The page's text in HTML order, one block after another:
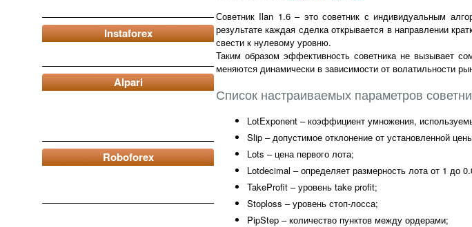
Instaforex
Alpari
Roboforex
Советник Ilan 1.6 – это советник с индивидуальным
результате каждая сделка открывается в направлении
свести к нулевому уровню.
Таким образом эффективность советника не вызывает
меняются динамически в зависимости от волатильности
Список настраиваемых параметров
LotExponent – коэффициент умножения,
Slip – допустимое отклонение от установленной
Lots – цена первого лота;
Lotdecimal – определяет размерность лота от 1 до
TakeProfit – уровень take profit;
Stoploss – уровень стоп-лосса;
PipStep – количество пунктов между ордерами;